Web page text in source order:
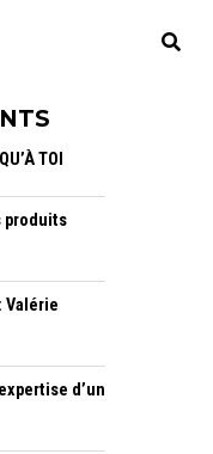
TOI
produits
Valérie
d’un